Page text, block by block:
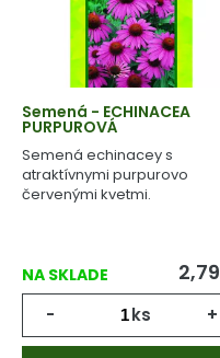
Semená - ECHINACEA
PURPUROVÁ
Semená echinacey s
atraktívnymi purpurovo
červenými kvetmi.
NA SKLADE 2,79
- ks +